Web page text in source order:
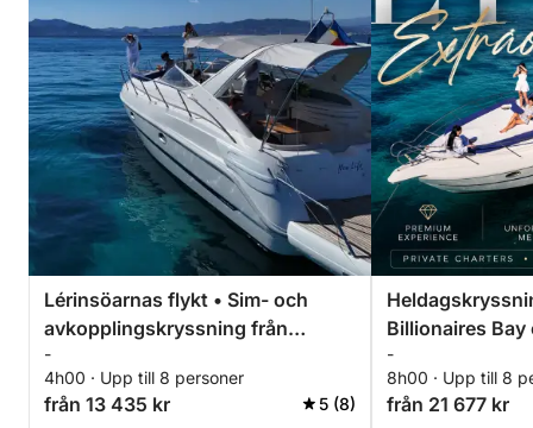
Lérinsöarnas flykt • Sim- och
avkopplingskryssning från
Cannes
-
4h00 · Upp till 8 personer
från 13 435 kr 5 (8)
Billionaires
Mer
-
8h00 · Upp till 8
från 21 677 kr